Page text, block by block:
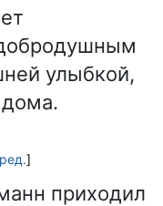
улыбкой,
дома.
ред.]
приходил